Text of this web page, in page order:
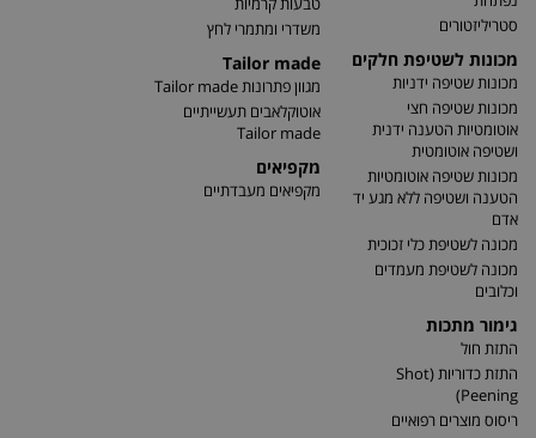
סטריליזטורים
מכונות לשטיפת חלקים
מכונות שטיפה ידניות
מכונות שטיפה חצי
אוטומטיות הטענה ידנית
ושטיפה אוטומטית
מכונות שטיפה אוטומטיות
הטענה ושטיפה ללא מגע יד
אדם
מכונה לשטיפת כלי זכוכית
מכונה לשטיפת מעמדים
וכלובים
גימור מתכות
התזת חול
התזת כדוריות (Shot
Peening)
ריסוס מוצרים רפואיים
משדרי ומתמרי לחץ
Tailor made
מגוון פתרונות Tailor made
אוטוקלאבים תעשייתיים
Tailor made
מקפיאים
מקפיאים מעבדתיים